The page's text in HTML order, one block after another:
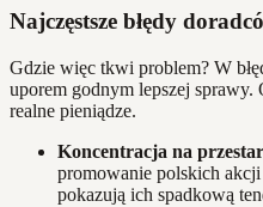
Najczęstsze błędy
Gdzie więc tkwi problem? W
uporem godnym lepszej sprawy.
realne pieniądze.
Koncentracja na
promowanie polskich
pokazują ich spadkową